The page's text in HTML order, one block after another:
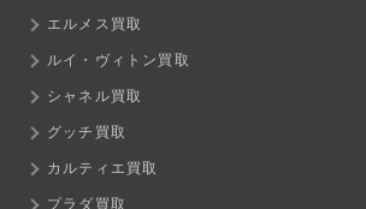
エルメス買取
ルイ・ヴィトン買取
シャネル買取
グッチ買取
カルティエ買取
プラダ買取